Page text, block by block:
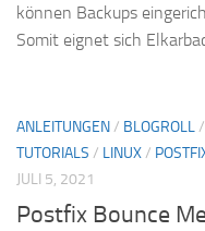
können Backups
Somit eignet sich
ANLEITUNGEN/ BLOGROLL/
TUTORIALS / LINUX/
JULI 5, 2021
Postfix Bounce